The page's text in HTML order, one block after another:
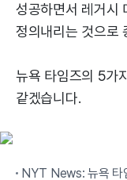
성공하면서 레거시
정의내리는 것으로
뉴욕 타임즈의 5가
같겠습니다.
NYT News: 뉴욕 타